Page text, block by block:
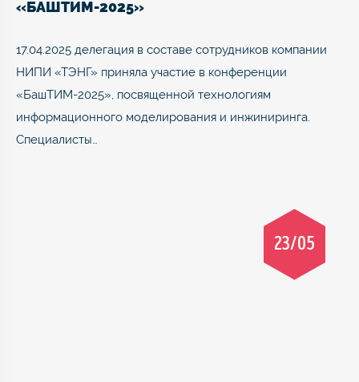
«БАШТИМ-2025»
17.04.2025 делегация в составе сотрудников компании
НИПИ «ТЭНГ» приняла участие в конференции
«БашТИМ-2025», посвященной технологиям
информационного моделирования и инжиниринга.
Специалисты…
23/05